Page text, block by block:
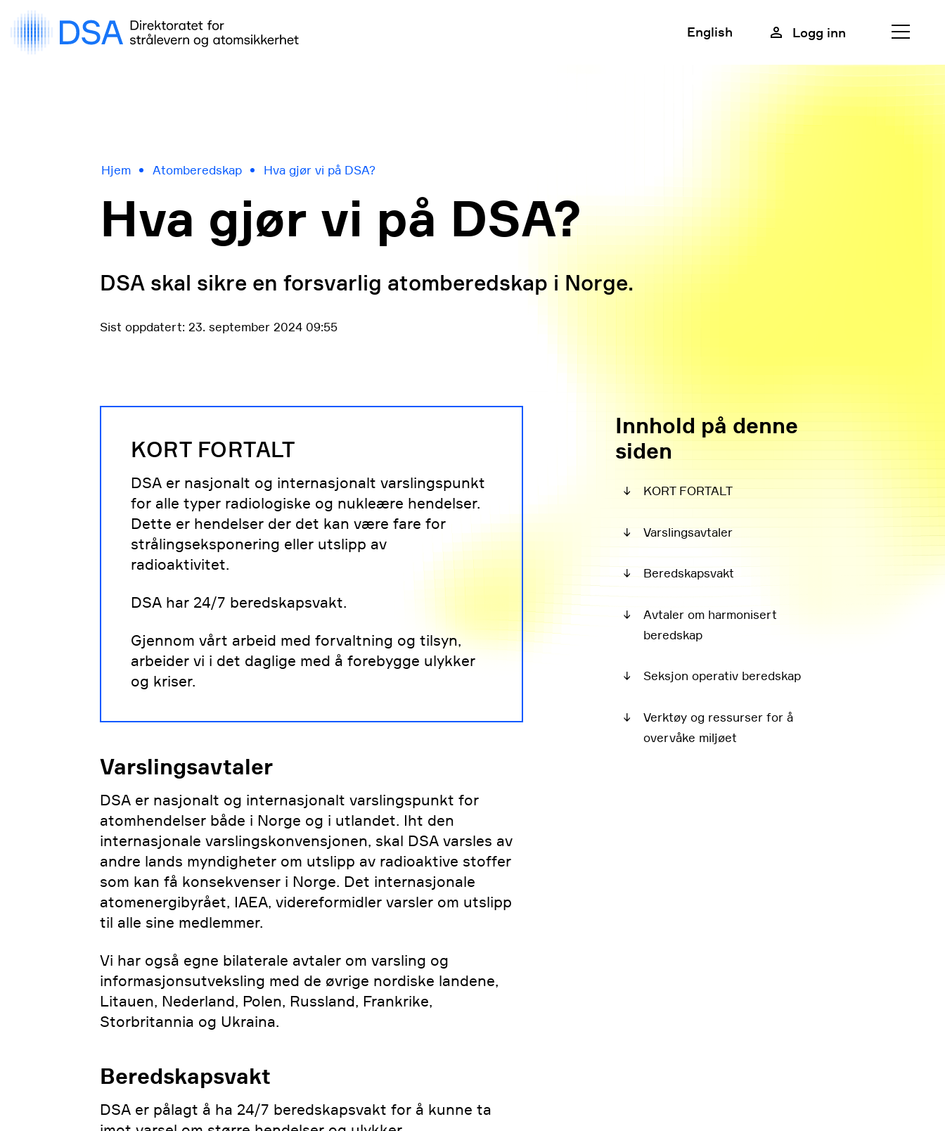
rett
English Logg inn
Meny
Hjem Atomberedskap Hva gjør vi på DSA?
Hva gjør vi på DSA?
DSA skal sikre en forsvarlig atomberedskap i Norge.
Sist oppdatert: 23. september 2024 09:55
KORT FORTALT
DSA er nasjonalt og internasjonalt varslingspunkt
for alle typer radiologiske og nukleære hendelser.
Dette er hendelser der det kan være fare for
strålingseksponering eller utslipp av
radioaktivitet.
DSA har 24/7 beredskapsvakt.
Gjennom vårt arbeid med forvaltning og tilsyn,
arbeider vi i det daglige med å forebygge ulykker
og kriser.
Varslingsavtaler
DSA er nasjonalt og internasjonalt varslingspunkt for
atomhendelser både i Norge og i utlandet. Iht den
internasjonale varslingskonvensjonen, skal DSA varsles av
andre lands myndigheter om utslipp av radioaktive stoffer
som kan få konsekvenser i Norge. Det internasjonale
atomenergibyrået, IAEA, videreformidler varsler om utslipp
til alle sine medlemmer.
Vi har også egne bilaterale avtaler om varsling og
informasjonsutveksling med de øvrige nordiske landene,
Litauen, Nederland, Polen, Russland, Frankrike,
Storbritannia og Ukraina.
Beredskapsvakt
DSA er pålagt å ha 24/7 beredskapsvakt for å kunne ta
Innhold på denne
siden
↓ KORT FORTALT
↓ Varslingsavtaler
↓ Beredskapsvakt
↓
Avtaler om harmonisert
beredskap
↓ Seksjon operativ beredskap
↓
Verktøy og ressurser for å
overvåke miljøet